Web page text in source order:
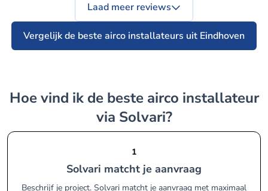
Vergelijk de beste airco installateurs uit Eindhoven
Laad meer reviews
Hoe vind ik de beste airco installateur
via Solvari?
1
Solvari matcht je aanvraag
Beschrijf je project. Solvari matcht je aanvraag met maximaal